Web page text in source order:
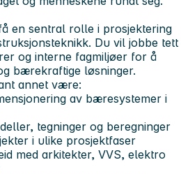
en sentral rolle i prosjektering
Du vil jobbe tett
og interne fagmiljøer for å
bærekraftige løsninger.
annet være:
av bæresystemer i
tegninger og beregninger
i ulike prosjektfaser
med arkitekter, VVS, elektro